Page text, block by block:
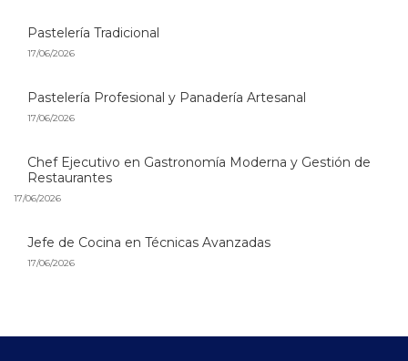
Pastelería Tradicional
17/06/2026
Pastelería Profesional y Panadería Artesanal
17/06/2026
Chef Ejecutivo en Gastronomía Moderna y Gestión de
Restaurantes
17/06/2026
Jefe de Cocina en Técnicas Avanzadas
17/06/2026